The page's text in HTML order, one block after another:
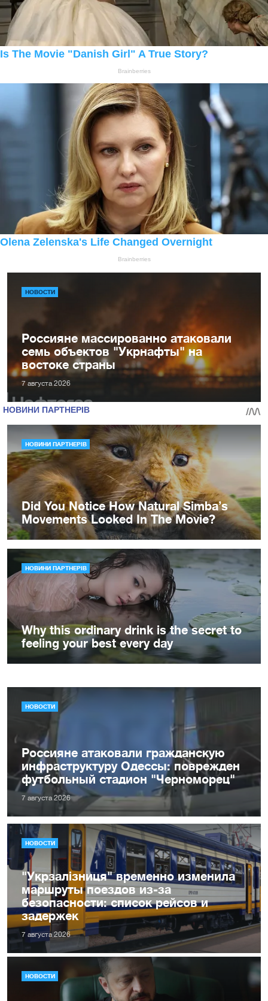
НОВОСТИ
Россияне массированно атаковали
семь объектов "Укрнафты" на
востоке страны
7 августа 2026
НОВОСТИ
Россияне атаковали гражданскую
инфраструктуру Одессы: поврежден
футбольный стадион "Черноморец"
7 августа 2026
НОВОСТИ
"Укрзалізниця" временно изменила
маршруты поездов из-за
безопасности: список рейсов и
задержек
7 августа 2026
НОВОСТИ